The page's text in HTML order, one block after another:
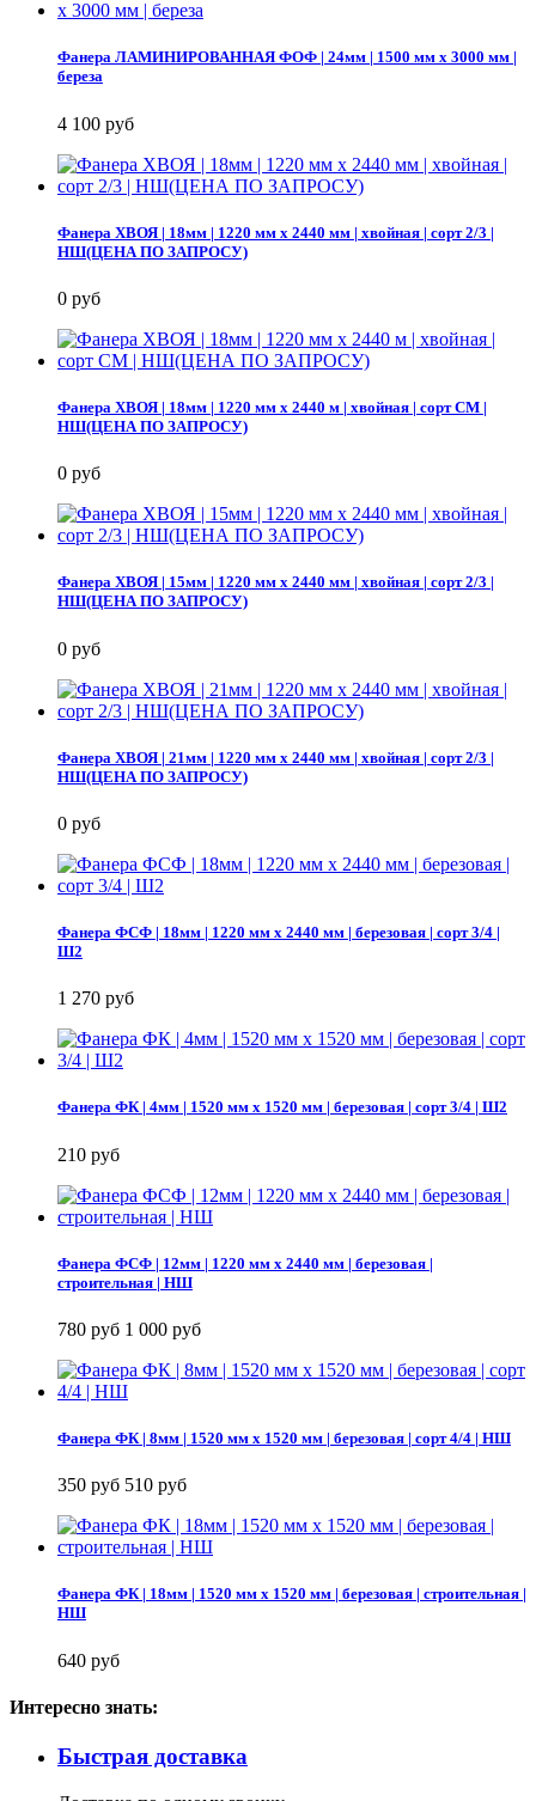
Фанера ЛАМИНИРОВАННАЯ ФОФ | 24мм | 1500 мм х 3000 мм |
береза
4 100 руб
Фанера ХВОЯ | 18мм | 1220 мм х 2440 мм | хвойная | сорт 2/3 |
НШ(ЦЕНА ПО ЗАПРОСУ)
0 руб
Фанера ХВОЯ | 18мм | 1220 мм х 2440 м | хвойная | сорт СМ |
НШ(ЦЕНА ПО ЗАПРОСУ)
0 руб
Фанера ХВОЯ | 15мм | 1220 мм х 2440 мм | хвойная | сорт 2/3 |
НШ(ЦЕНА ПО ЗАПРОСУ)
0 руб
Фанера ХВОЯ | 21мм | 1220 мм х 2440 мм | хвойная | сорт 2/3 |
НШ(ЦЕНА ПО ЗАПРОСУ)
0 руб
Фанера ФСФ | 18мм | 1220 мм х 2440 мм | березовая | сорт 3/4 |
Ш2
1 270 руб
Фанера ФК | 4мм | 1520 мм х 1520 мм | березовая | сорт 3/4 | Ш2
210 руб
Фанера ФСФ | 12мм | 1220 мм х 2440 мм | березовая |
строительная | НШ
780 руб 1 000 руб
Фанера ФК | 8мм | 1520 мм х 1520 мм | березовая | сорт 4/4 | НШ
350 руб 510 руб
Фанера ФК | 18мм | 1520 мм х 1520 мм | березовая | строительная |
НШ
640 руб
Интересно знать:
Быстрая доставка